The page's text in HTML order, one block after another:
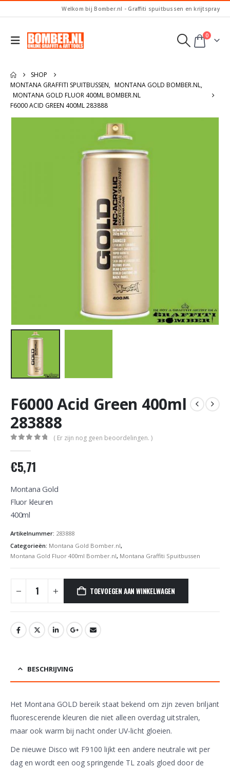
Welkom bij Bomber.nl - Graffiti spuitbussen en krijtspray
0
SHOP
MONTANA GRAFFITI SPUITBUSSEN, MONTANA GOLD BOMBER.NL,
MONTANA GOLD FLUOR 400ML BOMBER.NL
F6000 ACID GREEN 400ML 283888
F6000 Acid Green 400ml
283888
( Er zijn nog geen beoordelingen. )
€5,71
Montana Gold
Fluor kleuren
400ml
Artikelnummer: 283888
Categorieën: Montana Gold Bomber.nl,
Montana Gold Fluor 400ml Bomber.nl, Montana Graffiti Spuitbussen
TOEVOEGEN AAN WINKELWAGEN
BESCHRIJVING
Het Montana GOLD bereik staat bekend om zijn zeven briljant
fluorescerende kleuren die niet alleen overdag uitstralen,
maar ook warm bij nacht onder UV-licht gloeien.
De nieuwe Disco wit F9100 lijkt een andere neutrale wit per
dag en wordt een oog springende TL zoals gloed door de